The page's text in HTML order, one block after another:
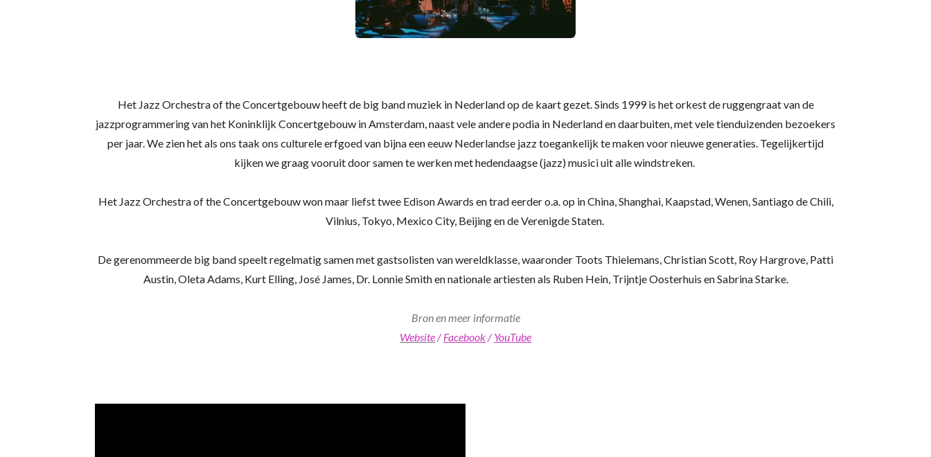
Het Jazz Orchestra of the Concertgebouw heeft de big band muziek in Nederland op de kaart gezet. Sinds 1999 is het orkest de ruggengraat van de
jazzprogrammering van het Koninklijk Concertgebouw in Amsterdam, naast vele andere podia in Nederland en daarbuiten, met vele tienduizenden bezoekers
per jaar. We zien het als ons taak ons culturele erfgoed van bijna een eeuw Nederlandse jazz toegankelijk te maken voor nieuwe generaties. Tegelijkertijd
kijken we graag vooruit door samen te werken met hedendaagse (jazz) musici uit alle windstreken.
Het Jazz Orchestra of the Concertgebouw won maar liefst twee Edison Awards en trad eerder o.a. op in China, Shanghai, Kaapstad, Wenen, Santiago de Chili,
Vilnius, Tokyo, Mexico City, Beijing en de Verenigde Staten.
De gerenommeerde big band speelt regelmatig samen met gastsolisten van wereldklasse, waaronder Toots Thielemans, Christian Scott, Roy Hargrove, Patti
Austin, Oleta Adams, Kurt Elling, José James, Dr. Lonnie Smith en nationale artiesten als Ruben Hein, Trijntje Oosterhuis en Sabrina Starke.
Bron en meer informatie
Website /Facebook /YouTube